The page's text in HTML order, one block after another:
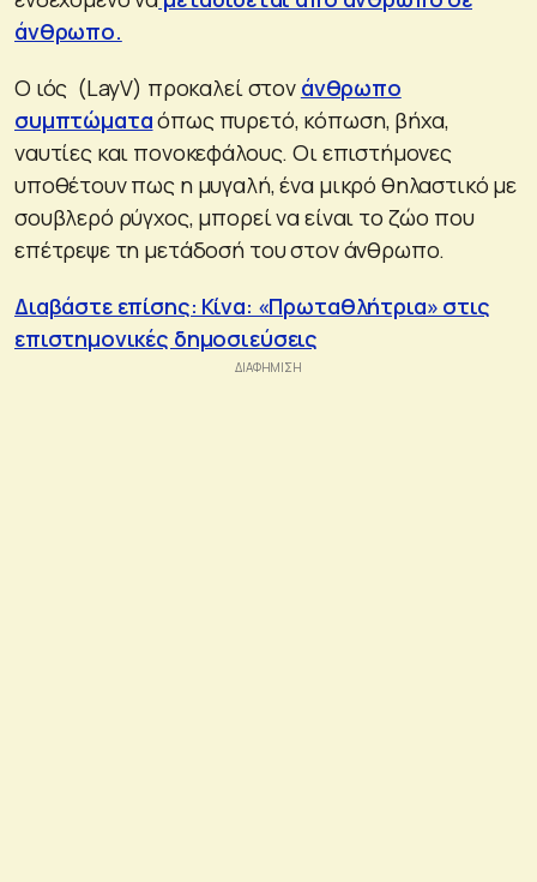
άνθρωπο.
Ο ιός (LayV) προκαλεί στον άνθρωπο
συμπτώματαόπως πυρετό, κόπωση, βήχα,
ναυτίες και πονοκεφάλους. Οι επιστήμονες
υποθέτουν πως η μυγαλή, ένα μικρό θηλαστικό με
σουβλερό ρύγχος, μπορεί να είναι το ζώο που
επέτρεψε τη μετάδοσή του στον άνθρωπο.
Διαβάστε επίσης: Κίνα: «Πρωταθλήτρια» στις
επιστημονικές δημοσιεύσεις